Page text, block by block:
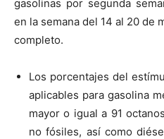
gasolinas por segunda
en la semana del 14 al 20 de
completo.
Los porcentajes del
aplicables para gasolina
mayor o igual a 91
no fósiles, así como